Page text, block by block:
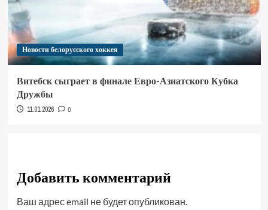
Новости белорусского хоккея
Витебск сыграет в финале Евро-Азиатского Кубка
Дружбы
11.01.2026 0
Добавить комментарий
Ваш адрес email не будет опубликован.